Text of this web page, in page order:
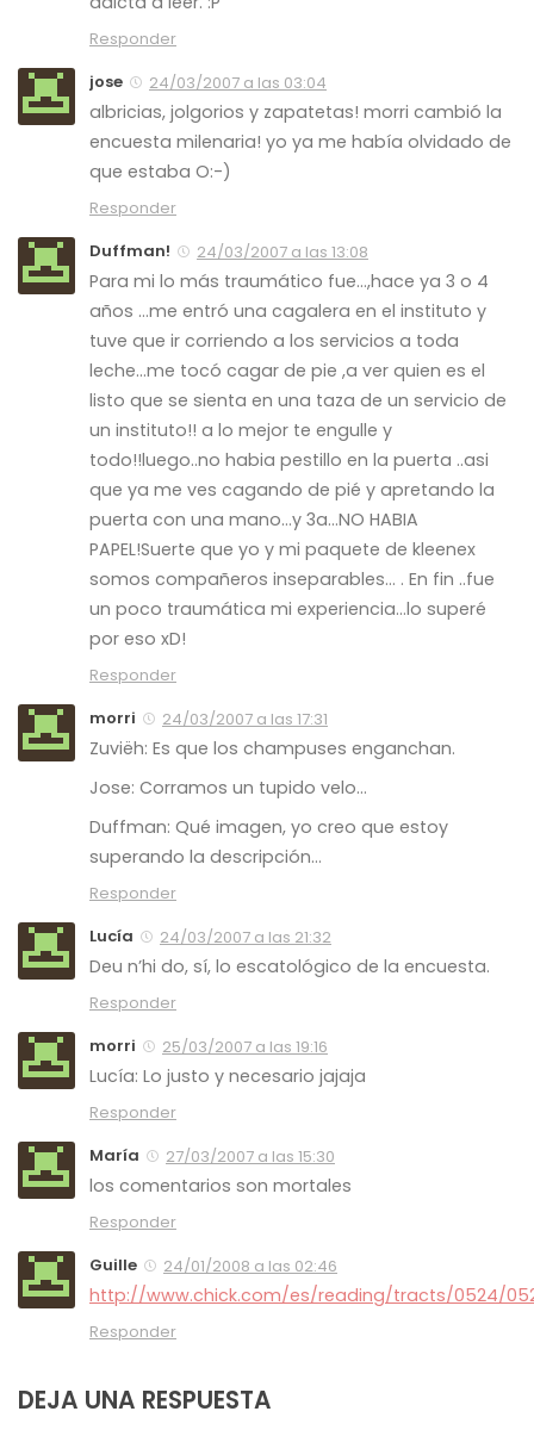
Responder
jose
24/03/2007 a las 03:04
albricias, jolgorios y zapatetas! morri cambió la
encuesta milenaria! yo ya me había olvidado de
que estaba O:-)
Responder
Duffman!
24/03/2007 a las 13:08
Para mi lo más traumático fue…,hace ya 3 o 4
años …me entró una cagalera en el instituto y
tuve que ir corriendo a los servicios a toda
leche…me tocó cagar de pie ,a ver quien es el
listo que se sienta en una taza de un servicio de
un instituto!! a lo mejor te engulle y
todo!!luego..no habia pestillo en la puerta ..asi
que ya me ves cagando de pié y apretando la
puerta con una mano…y 3a…NO HABIA
PAPEL!Suerte que yo y mi paquete de kleenex
somos compañeros inseparables… . En fin ..fue
un poco traumática mi experiencia…lo superé
por eso xD!
Responder
morri
24/03/2007 a las 17:31
Zuviëh: Es que los champuses enganchan.
Jose: Corramos un tupido velo…
Duffman: Qué imagen, yo creo que estoy
superando la descripción…
Responder
Lucía
24/03/2007 a las 21:32
Deu n’hi do, sí, lo escatológico de la encuesta.
Responder
morri
25/03/2007 a las 19:16
Lucía: Lo justo y necesario jajaja
Responder
María
27/03/2007 a las 15:30
los comentarios son mortales
Responder
Guille
24/01/2008 a las 02:46
http://www.chick.com/es/reading/tracts/0524/
Responder
DEJA UNA RESPUESTA